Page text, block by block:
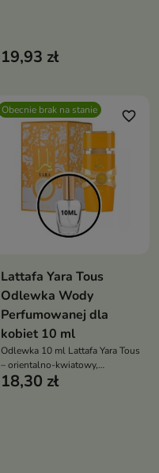
19,93 zł
Obecnie brak na stanie favorite_border
Lattafa Yara Tous
Odlewka Wody
Perfumowanej dla
kobiet 10 ml
Odlewka 10 ml Lattafa Yara Tous
– orientalno-kwiatowy,
zmysłowy zapach dla kobiet w
18,30 zł